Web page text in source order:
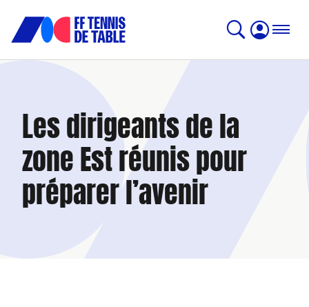
Les dirigeants de la
zone Est réunis pour
préparer l’avenir